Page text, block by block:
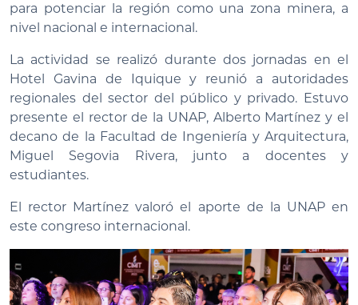
para potenciar la región como una zona minera, a
nivel nacional e internacional.
La actividad se realizó durante dos jornadas en el
Hotel Gavina de Iquique y reunió a autoridades
regionales del sector del público y privado. Estuvo
presente el rector de la UNAP, Alberto Martínez y el
decano de la Facultad de Ingeniería y Arquitectura,
Miguel Segovia Rivera, junto a docentes y
estudiantes.
El rector Martínez valoró el aporte de la UNAP en
este congreso internacional.